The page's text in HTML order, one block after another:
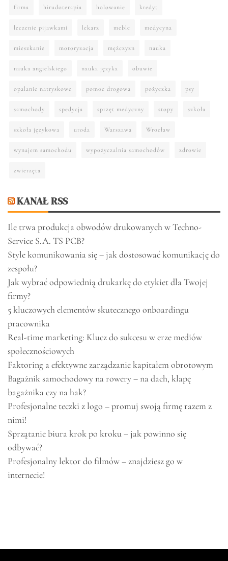
firma hirudoterapia holowanie kredyt
leczenie pijawkami lekarz meble medycyna
mieszkanie motoryzacja mężczyzn nauka
nauka angielskiego nauka języka obuwie
opalanie natryskowe pomoc drogowa pożyczka psy
samochody spedycja sprzęt medyczny stopy szkoła
szkoła językowa uroda Warszawa Wrocław
wynajem samochodu wypożyczalnia samochodów zdrowie
zwierzęta
KANAŁ RSS
Ile trwa produkcja obwodów drukowanych w Techno-
Service S.A. TS PCB?
Style komunikowania się – jak dostosować komunikację do
zespołu?
Jak wybrać odpowiednią drukarkę do etykiet dla Twojej
firmy?
5 kluczowych elementów skutecznego onboardingu
pracownika
Real-time marketing: Klucz do sukcesu w erze mediów
społecznościowych
Faktoring a efektywne zarządzanie kapitałem obrotowym
Bagażnik samochodowy na rowery – na dach, klapę
bagażnika czy na hak?
Profesjonalne teczki z logo – promuj swoją firmę razem z
nimi!
Sprzątanie biura krok po kroku – jak powinno się
odbywać?
Profesjonalny lektor do filmów – znajdziesz go w
internecie!